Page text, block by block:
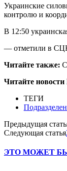
Украинские
контролю и
В 12:50
— отметили в
Читайте также:
Читайте
ТЕГИ
Предыдущая
Следующая статья
ЭТО МОЖЕТ